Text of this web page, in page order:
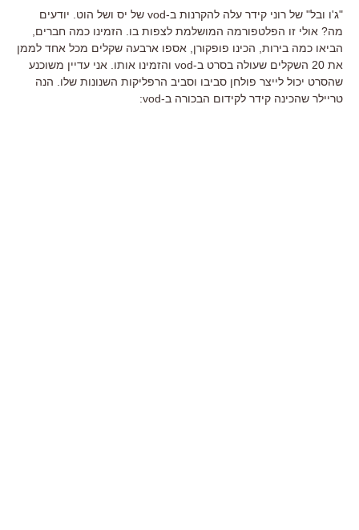
"ג'ו ובל" של רוני קידר עלה להקרנות ב-vod של יס ושל הוט. יודעים
מה? אולי זו הפלטפורמה המושלמת לצפות בו. הזמינו כמה חברים,
הביאו כמה בירות, הכינו פופקורן, אספו ארבעה שקלים מכל אחד לממן
את 20 השקלים שעולה בסרט ב-vod והזמינו אותו. אני עדיין משוכנע
שהסרט יכול לייצר פולחן סביבו וסביב הרפליקות השנונות שלו. הנה
טריילר שהכינה קידר לקידום הבכורה ב-vod: